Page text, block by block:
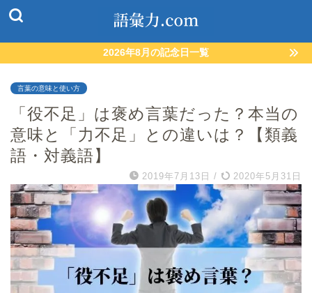
2026年8月の記念日一覧
言葉の意味と使い方
「役不足」は褒め言葉だった？本当の
意味と「力不足」との違いは？【類義
語・対義語】
2019年7月13日 / 2020年5月31日